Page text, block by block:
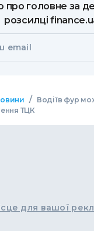
про головне за
розсилці
email
/
Водіїв фур
ТЦК
для вашої